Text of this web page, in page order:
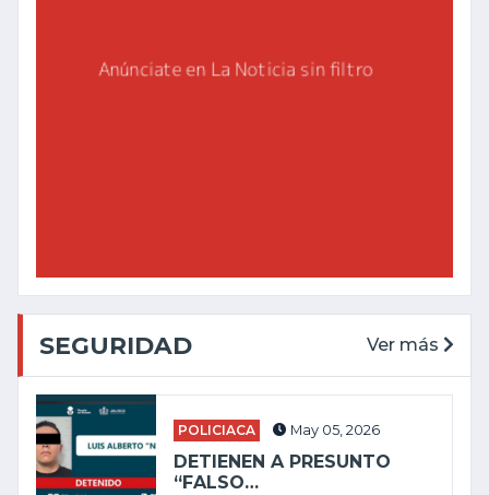
SEGURIDAD Ver más
POLICIACA May 05, 2026
DETIENEN A PRESUNTO
“FALSO…